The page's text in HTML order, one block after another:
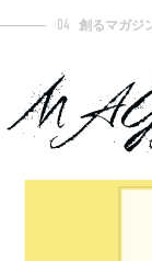
04 創るマガジ